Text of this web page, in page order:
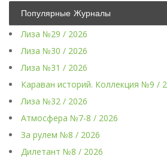
Популярные Журналы
Лиза №29 / 2026
Лиза №30 / 2026
Лиза №31 / 2026
Караван историй. Коллекция №9 /
Лиза №32 / 2026
Атмосфера №7-8 / 2026
За рулем №8 / 2026
Дилетант №8 / 2026